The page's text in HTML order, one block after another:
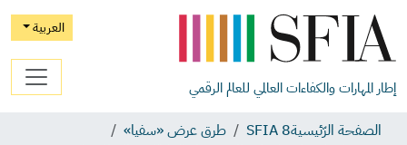
العربية
إطار المهارات والكفاءات العالمي للعالم الرقمي
الصفحة الرّئيسيةSFIA 8
طرق عرض «سفيا»